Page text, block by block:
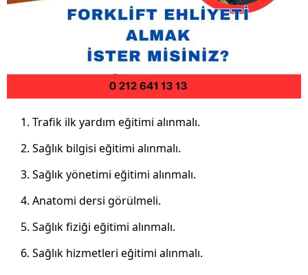
Trafik ilk yardım eğitimi alınmalı.
Sağlık bilgisi eğitimi alınmalı.
Sağlık yönetimi eğitimi alınmalı.
Anatomi dersi görülmeli.
Sağlık fiziği eğitimi alınmalı.
Sağlık hizmetleri eğitimi alınmalı.